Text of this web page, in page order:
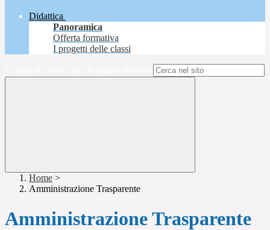
Didattica
Panoramica
Offerta formativa
I progetti delle classi
Home >
Amministrazione Trasparente
Amministrazione Trasparente